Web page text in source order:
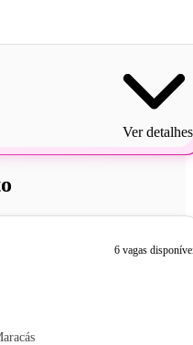
Ver detalhes
6 vagas